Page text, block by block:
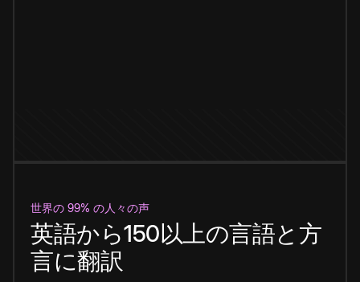
世界の 99% の人々の声
英語から150以上の言語と方
言に翻訳